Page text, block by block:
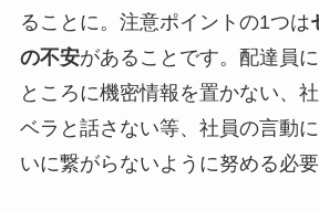
ることに。注意ポイントの1つは
の不安があることです。配達員
ところに機密情報を置かない、
ベラと話さない等、社員の言動
いに繋がらないように努める必要